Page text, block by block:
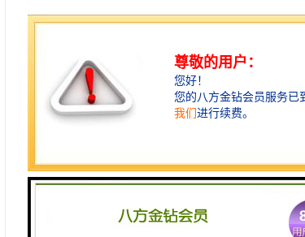
1. **工业自动化：** 控制生产线、机器人、智能仓
2. **机器人控制：** 实现机器人的远程控制和监测，
3. **智能家居：** 控制智能家电、安防系统、照明
4. **医疗设备：** 用于医疗设备的控制和监测，医疗
西门子触摸屏有多种型号和规格，包括HMI按键面